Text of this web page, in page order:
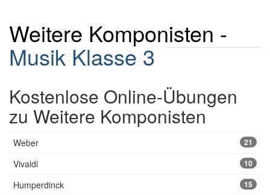
Weitere Komponisten -
Musik Klasse 3
Kostenlose Online-Übungen
zu Weitere Komponisten
Weber 21
Vivaldi 10
Humperdinck 15